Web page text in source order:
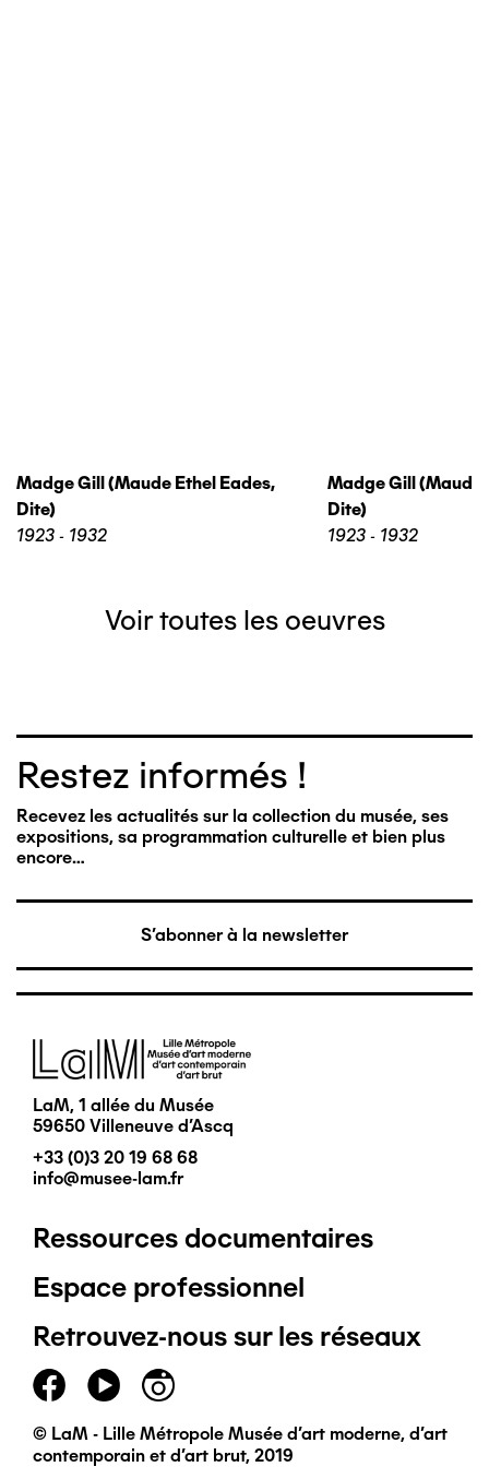
Madge Gill (maude Ethel Eades,
Dite)
1923 - 1932
Madge Gill (maude
Dite)
1923 - 1932
Voir toutes les oeuvres
Restez informés !
Recevez les actualités sur la collection du musée, ses
expositions, sa programmation culturelle et bien plus
encore…
S'abonner à la newsletter
Image
LaM, 1 allée du Musée
59650 Villeneuve d'Ascq
+33 (0)3 20 19 68 68
info@musee-lam.fr
Pied
de
page
principal
Ressources documentaires
Espace professionnel
Retrouvez-nous sur les réseaux
© LaM - Lille Métropole Musée d'art moderne, d'art
contemporain et d'art brut, 2019